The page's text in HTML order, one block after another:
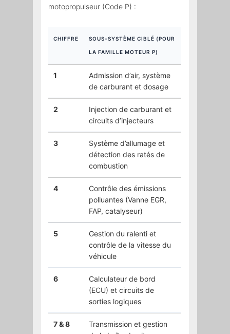
motopropulseur (Code P) :
CHIFFRE SOUS-SYSTÈME CIBLÉ (POUR
LA FAMILLE MOTEUR P)
1
Admission d’air, système
de carburant et dosage
2
Injection de carburant et
circuits d’injecteurs
3
Système d’allumage et
détection des ratés de
combustion
4
Contrôle des émissions
polluantes (Vanne EGR,
FAP, catalyseur)
5
Gestion du ralenti et
contrôle de la vitesse du
véhicule
6
Calculateur de bord
(ECU) et circuits de
sorties logiques
7 & 8
Transmission et gestion